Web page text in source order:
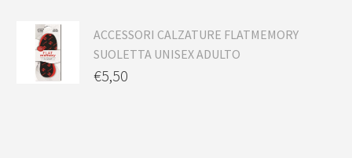
ACCESSORI CALZATURE FLATMEMORY
SUOLETTA UNISEX ADULTO
€5,50